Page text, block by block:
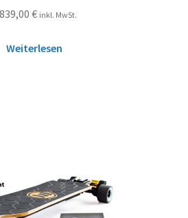
€ inkl. MwSt.
Weiterlesen